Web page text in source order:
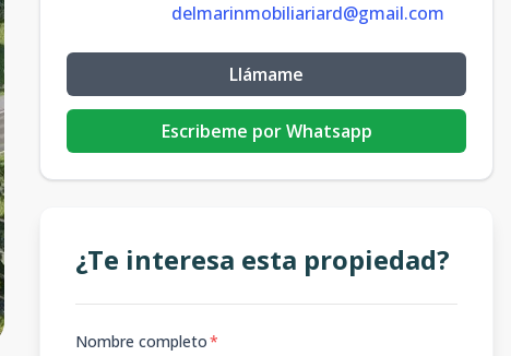
delmarinmobiliariard@gmail.com
Llámame
Escribeme por Whatsapp
¿Te interesa esta propiedad?
Nombre completo*